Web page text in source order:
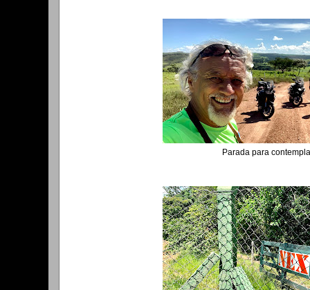
Parada para